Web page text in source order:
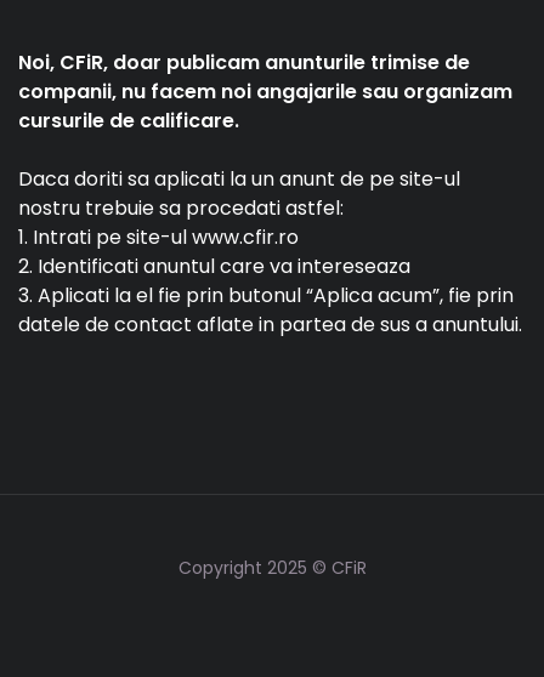
Noi, CFiR, doar publicam anunturile trimise de
companii, nu facem noi angajarile sau organizam
cursurile de calificare.
Daca doriti sa aplicati la un anunt de pe site-ul
nostru trebuie sa procedati astfel:
1. Intrati pe site-ul www.cfir.ro
2. Identificati anuntul care va intereseaza
3. Aplicati la el fie prin butonul “Aplica acum”, fie prin
datele de contact aflate in partea de sus a anuntului.
Copyright 2025 © CFiR